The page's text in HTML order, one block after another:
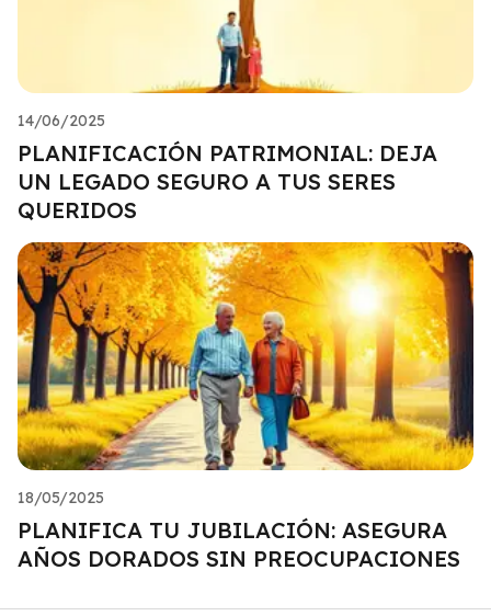
14/06/2025
PLANIFICACIÓN PATRIMONIAL: DEJA
UN LEGADO SEGURO A TUS SERES
QUERIDOS
18/05/2025
PLANIFICA TU JUBILACIÓN: ASEGURA
AÑOS DORADOS SIN PREOCUPACIONES